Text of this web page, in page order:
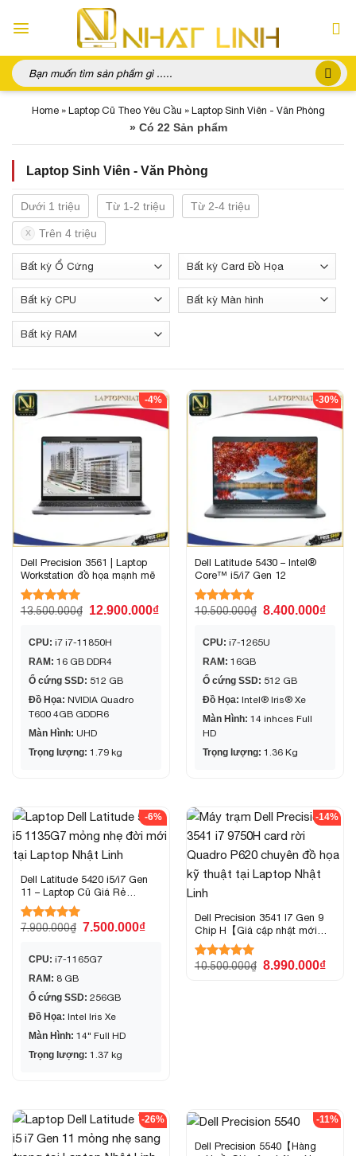
đến
dung
Tìm
kiếm:
Home» Laptop Cũ Theo Yêu Cầu » Laptop Sinh Viên - Văn Phòng
» Có 22 Sản phẩm
Laptop Sinh Viên - Văn Phòng
Dưới 1 triệu Từ 1-2 triệu Từ 2-4 triệu
Trên 4 triệu
-4%
Dell Precision 3561 | Laptop
Workstation đồ họa mạnh mẽ
Được xếp
5 sao
13.500.000₫ 12.900.000₫
CPU: i7 i7-11850H
RAM: 16 GB DDR4
Ổ cứng SSD: 512 GB
Đồ Họa: NVIDIA Quadro
T600 4GB GDDR6
Màn Hình: UHD
Trọng lượng: 1.79 kg
-30%
Dell Latitude 5430 – Intel®️
Core™️ i5/i7 Gen 12
Được xếp
5 sao
10.500.000₫ 8.400.000₫
CPU: i7-1265U
RAM: 16GB
Ổ cứng SSD: 512 GB
Đồ Họa: Intel® Iris® Xe
Màn Hình: 14 inhces Full
HD
Trọng lượng: 1.36 Kg
-6%
Dell Latitude 5420 i5/i7 Gen
11 – Laptop Cũ Giá Rẻ
TPHCM
Được xếp
5 sao
7.900.000₫ 7.500.000₫
CPU: i7-1165G7
RAM: 8 GB
Ổ cứng SSD: 256GB
Đồ Họa: Intel Iris Xe
Màn Hình: 14" Full HD
Trọng lượng: 1.37 kg
-14%
Dell Precision 3541 I7 Gen 9
Chip H【Giá cập nhật mới
nhất】
Được xếp
10.500.000₫ 8.990.000₫
-26% -11%
Dell Precision 5540【Hàng